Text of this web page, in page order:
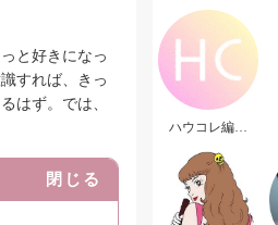
と好きになっ
すれば、きっ
はず。では、
閉じる
ハウコレ編集